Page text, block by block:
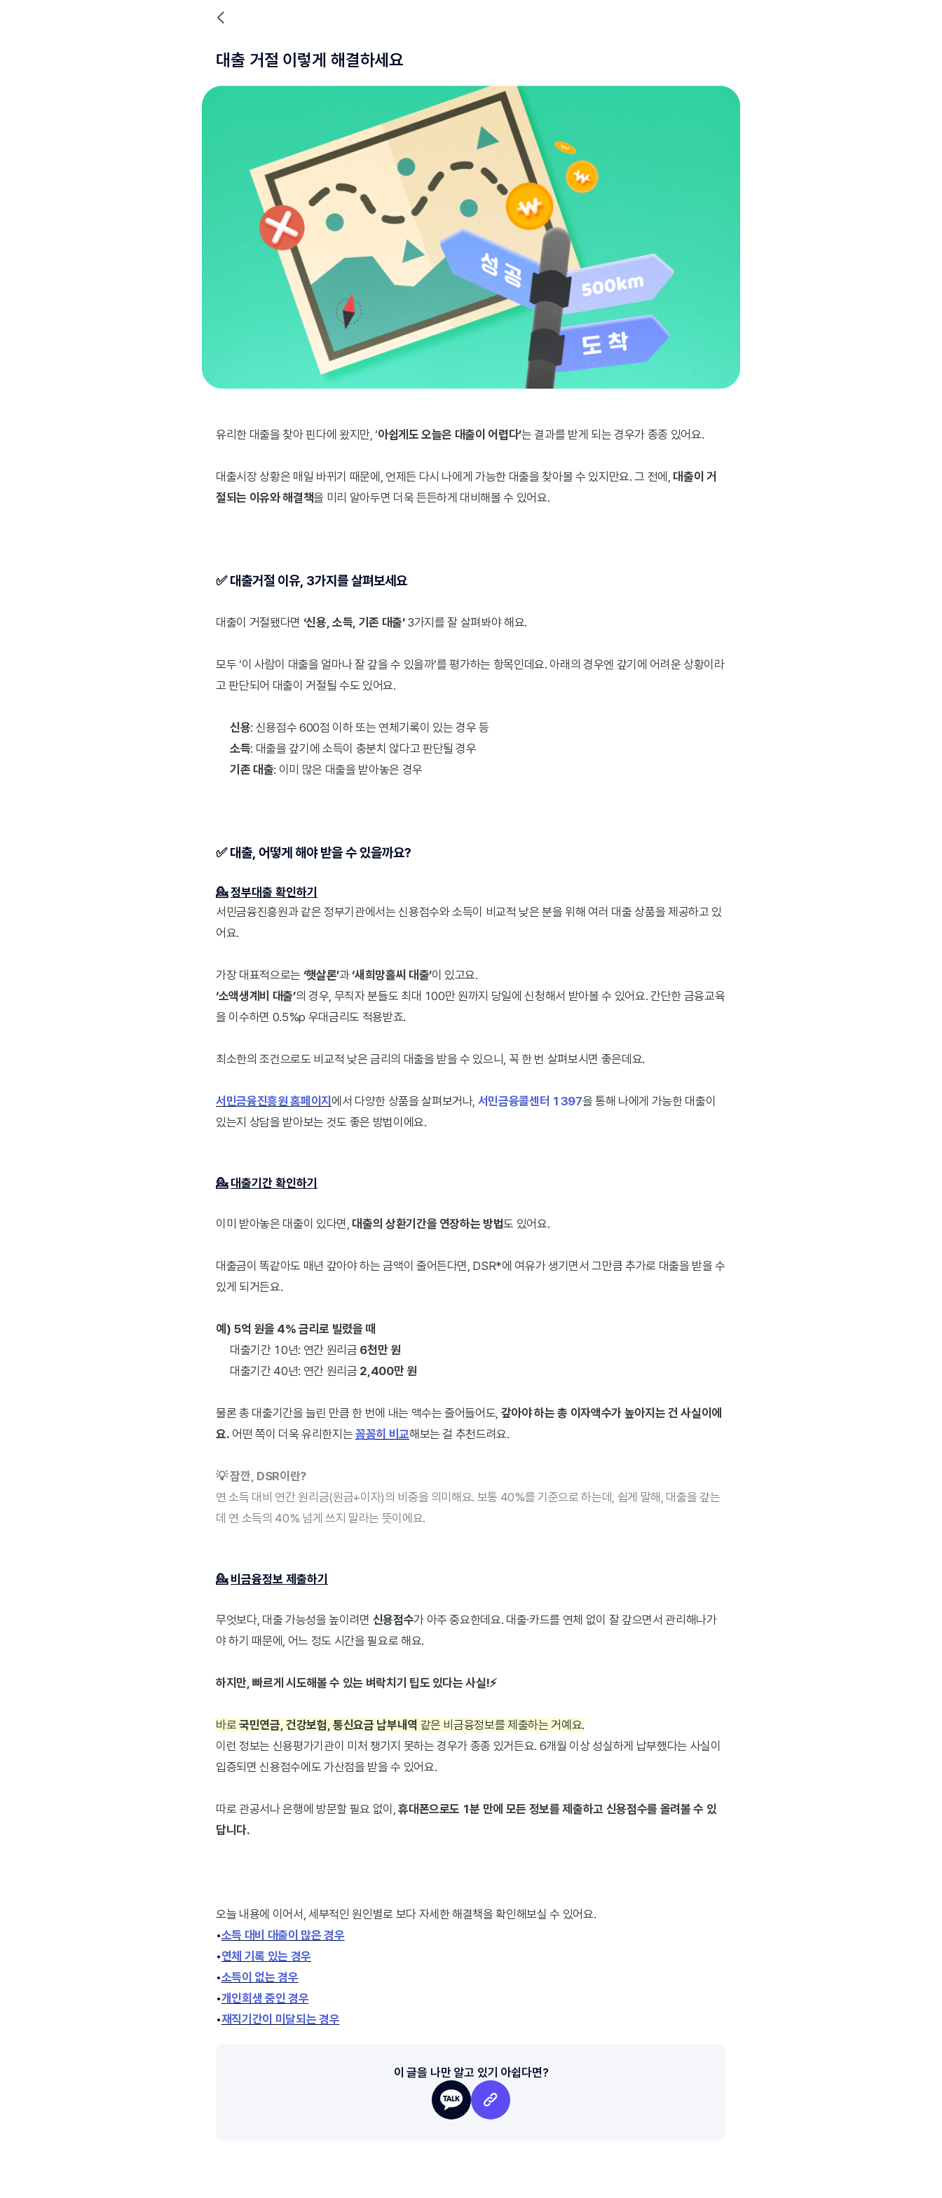
대출 거절 이렇게 해결하세요
유리한 대출을 찾아 핀다에 왔지만, ‘아쉽게도 오늘은 대출이 어렵다’는 결과를 받게 되는 경우가 종종 있어요.
대출시장 상황은 매일 바뀌기 때문에, 언제든 다시 나에게 가능한 대출을 찾아볼 수 있지만요. 그 전에, 대출이 거
절되는 이유와 해결책을 미리 알아두면 더욱 든든하게 대비해볼 수 있어요.
✅ 대출거절 이유, 3가지를 살펴보세요
대출이 거절됐다면 ‘신용, 소득, 기존 대출’ 3가지를 잘 살펴봐야 해요.
모두 ‘이 사람이 대출을 얼마나 잘 갚을 수 있을까’를 평가하는 항목인데요. 아래의 경우엔 갚기에 어려운 상황이라
고 판단되어 대출이 거절될 수도 있어요.
신용: 신용점수 600점 이하 또는 연체기록이 있는 경우 등
소득: 대출을 갚기에 소득이 충분치 않다고 판단될 경우
기존 대출: 이미 많은 대출을 받아놓은 경우
✅ 대출, 어떻게 해야 받을 수 있을까요?
💁정부대출 확인하기
서민금융진흥원과 같은 정부기관에서는 신용점수와 소득이 비교적 낮은 분을 위해 여러 대출 상품을 제공하고 있
어요.
가장 대표적으로는 ‘햇살론’과 ‘새희망홀씨 대출’이 있고요.
‘소액생계비 대출’의 경우, 무직자 분들도 최대 100만 원까지 당일에 신청해서 받아볼 수 있어요. 간단한 금융교육
을 이수하면 0.5%p 우대금리도 적용받죠.
최소한의 조건으로도 비교적 낮은 금리의 대출을 받을 수 있으니, 꼭 한 번 살펴보시면 좋은데요.
서민금융진흥원 홈페이지 에서 다양한 상품을 살펴보거나, 서민금융콜센터 1397을 통해 나에게 가능한 대출이
있는지 상담을 받아보는 것도 좋은 방법이에요.
💁대출기간 확인하기
이미 받아놓은 대출이 있다면, 대출의 상환기간을 연장하는 방법도 있어요.
대출금이 똑같아도 매년 갚아야 하는 금액이 줄어든다면, DSR*에 여유가 생기면서 그만큼 추가로 대출을 받을 수
있게 되거든요.
예) 5억 원을 4% 금리로 빌렸을 때
대출기간 10년: 연간 원리금 6천만 원
대출기간 40년: 연간 원리금 2,400만 원
물론 총 대출기간을 늘린 만큼 한 번에 내는 액수는 줄어들어도, 갚아야 하는 총 이자액수가 높아지는 건 사실이에
요. 어떤 쪽이 더욱 유리한지는 꼼꼼히 비교해보는 걸 추천드려요.
💡 잠깐, DSR이란?
연 소득 대비 연간 원리금(원금+이자)의 비중을 의미해요. 보통 40%를 기준으로 하는데, 쉽게 말해, 대출을 갚는
데 연 소득의 40% 넘게 쓰지 말라는 뜻이에요.
💁 비금융정보 제출하기
무엇보다, 대출 가능성을 높이려면 신용점수가 아주 중요한데요. 대출∙카드를 연체 없이 잘 갚으면서 관리해나가
야 하기 때문에, 어느 정도 시간을 필요로 해요.
하지만, 빠르게 시도해볼 수 있는 벼락치기 팁도 있다는 사실!⚡️
바로 국민연금, 건강보험, 통신요금 납부내역 같은 비금융정보를 제출하는 거예요.
이런 정보는 신용평가기관이 미처 챙기지 못하는 경우가 종종 있거든요. 6개월 이상 성실하게 납부했다는 사실이
입증되면 신용점수에도 가산점을 받을 수 있어요.
따로 관공서나 은행에 방문할 필요 없이, 휴대폰으로도 1분 만에 모든 정보를 제출하고 신용점수를 올려볼 수 있
답니다.
오늘 내용에 이어서, 세부적인 원인별로 보다 자세한 해결책을 확인해보실 수 있어요.
•소득 대비 대출이 많은 경우
•연체 기록 있는 경우
•소득이 없는 경우
•개인회생 중인 경우
•재직기간이 미달되는 경우
이 글을 나만 알고 있기 아쉽다면?